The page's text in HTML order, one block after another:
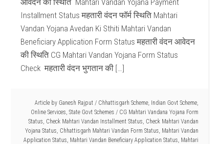
आवेदन की स्थिति Mahtari Vandan Yojana Payment
Installment Status महतारी वंदन फॉर्म स्थिति Mahtari
Vandan Yojana Avedan Ki Sthiti Mahtari Vandan
Beneficiary Application Form Status महतारी वंदन आवेदन
की स्थिति CG Mahtari Vandan Yojana Form Status
Check महतारी वंदन भुगतान की […]
Article by Ganesh Rajput / Chhattisgarh Scheme, Indian Govt Scheme,
Online Services, State Govt Schemes / CG Mahtari Vandana Yojana Form
Status, Check Mahtari Vandan Installment Status, Check Mahtari Vandan
Yojana Status, Chhattisgarh Mahtari Vandan Form Status, Mahtari Vandan
Application Status, Mahtari Vandan Beneficiary Application Status, Mahtari